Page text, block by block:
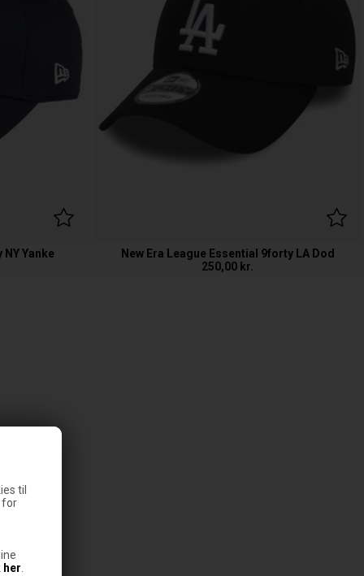
til
for
her
Yanke
New Era League Essential 9forty LA Dod
250,00 kr.